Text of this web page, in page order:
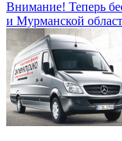
Внимание! Теперь
и Мурманской